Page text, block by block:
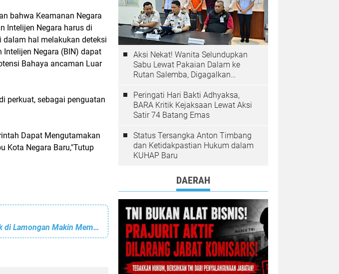
bahwa Keamanan Negara
Intelijen Negara harus di
hal melakukan deteksi
Negara (BIN) dapat
Bahaya ancaman Luar
perkuat, sebagai penguatan
Dapat Mengutamakan
Kota Negara Baru,"Tutup
Senasib Desa Wadas, Konflik Sengketa Tambak di Lamongan Makin Memanas Pasca Mediasi Deadlock
Aksi Nekat! Wanita Selundupkan
Sabu Lewat Pakaian Dalam ke
Rutan Salemba, Digagalkan
Peringati Hari Bakti Adhyaksa,
BARA Kritik Kejaksaan Lewat Aksi
Satir 74 Batang Emas
Status Tersangka Anton Timbang
dan Ketidakpastian Hukum dalam
KUHAP Baru
DAERAH